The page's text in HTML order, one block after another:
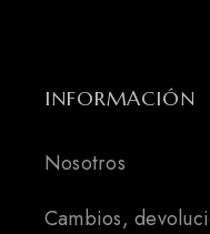
INFORMACIÓN
Nosotros
Cambios,